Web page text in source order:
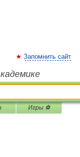
Запомнить сайт
Игры ⚽